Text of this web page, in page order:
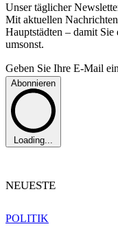
Unser täglicher
Mit aktuellen
Hauptstädten – damit
umsonst.
Geben Sie Ihre E-Mail ein
Abonnieren
Loading...
NEUESTE
POLITIK